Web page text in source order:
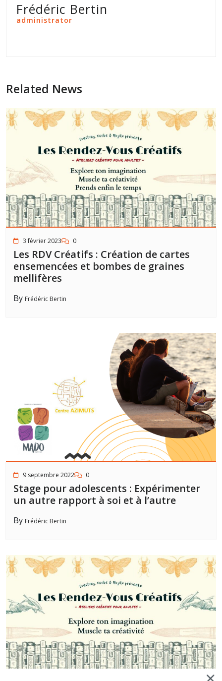
Frédéric Bertin
administrator
Related News
3 février 2023 0
Les RDV Créatifs : Création de cartes
ensemencées et bombes de graines
mellifères
By Frédéric Bertin
9 septembre 2022 0
Stage pour adolescents : Expérimenter
un autre rapport à soi et à l’autre
By Frédéric Bertin